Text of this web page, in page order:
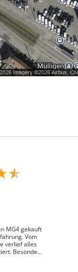
★
MG4 gekauft
Vom
verlief alles
Besonders
Beratung